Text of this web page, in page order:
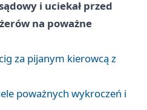
i uciekał przed
na poważne
za pijanym kierowcą z
poważnych wykroczeń i